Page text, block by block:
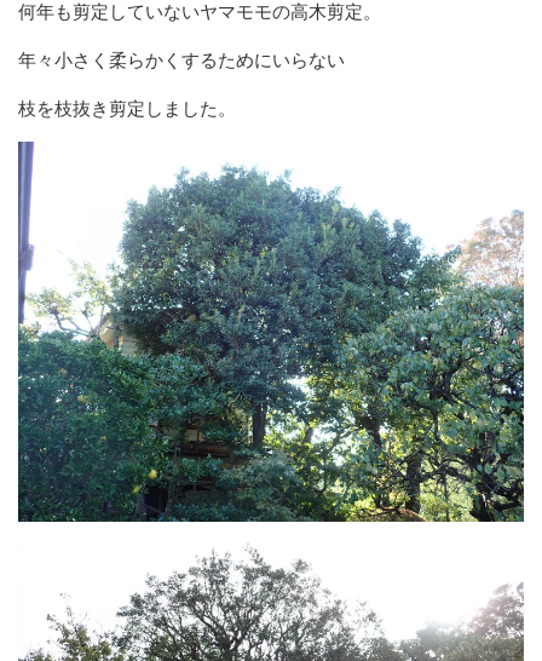
何年も剪定していないヤマモモの高木剪定。
年々小さく柔らかくするためにいらない
枝を枝抜き剪定しました。